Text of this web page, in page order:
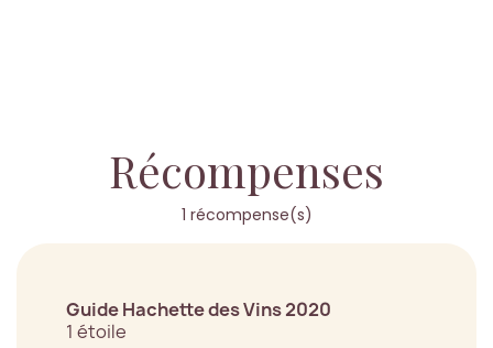
Récompenses
1 récompense(s)
Guide Hachette des Vins 2020
1 étoile